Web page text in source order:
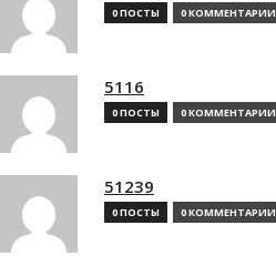
0 ПОСТЫ 0 КОММЕНТАРИИ
5116
0 ПОСТЫ 0 КОММЕНТАРИИ
51239
0 ПОСТЫ 0 КОММЕНТАРИИ